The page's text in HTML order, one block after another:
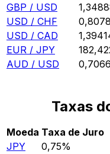
GBP / USD
USD / CHF
USD / CAD
EUR / JPY
AUD / USD
Taxas
Moeda Taxa de Juro
JPY
0,75%